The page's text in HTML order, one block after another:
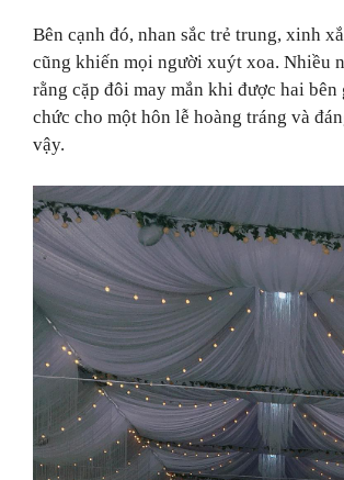
Bên cạnh đó, nhan sắc trẻ trung, xinh
cũng khiến mọi người xuýt xoa. Nhiều
rằng cặp đôi may mắn khi được hai bên
chức cho một hôn lễ hoàng tráng và
vậy.